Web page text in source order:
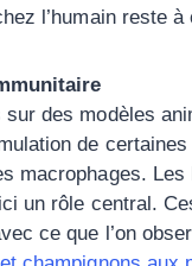
l’humain reste à
sur des modèles
de
macrophages. Les
un rôle central.
ce que l’on